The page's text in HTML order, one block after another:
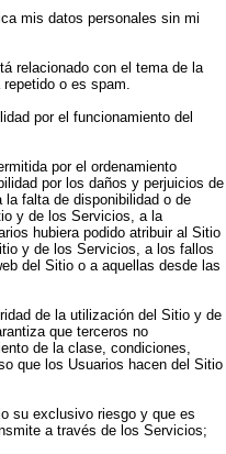
mis datos personales sin mi
relacionado con el tema de la
o es spam.
por el funcionamiento del
por el ordenamiento
por los daños y perjuicios de
la falta de disponibilidad o de
y de los Servicios, a la
hubiera podido atribuir al Sitio
y de los Servicios, a los fallos
del Sitio o a aquellas desde las
de la utilización del Sitio y de
que terceros no
de la clase, condiciones,
que los Usuarios hacen del Sitio
su exclusivo riesgo y que es
a través de los Servicios;